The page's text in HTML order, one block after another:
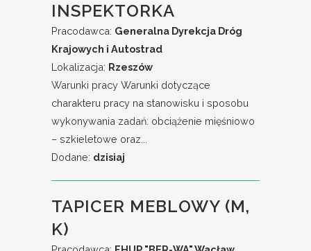
INSPEKTORKA
Pracodawca: Generalna Dyrekcja Dróg
Krajowych i Autostrad
Lokalizacja: Rzeszów
Warunki pracy Warunki dotyczące
charakteru pracy na stanowisku i sposobu
wykonywania zadań: obciążenie mięśniowo
– szkieletowe oraz...
Dodane: dzisiaj
TAPICER MEBLOWY (M,
K)